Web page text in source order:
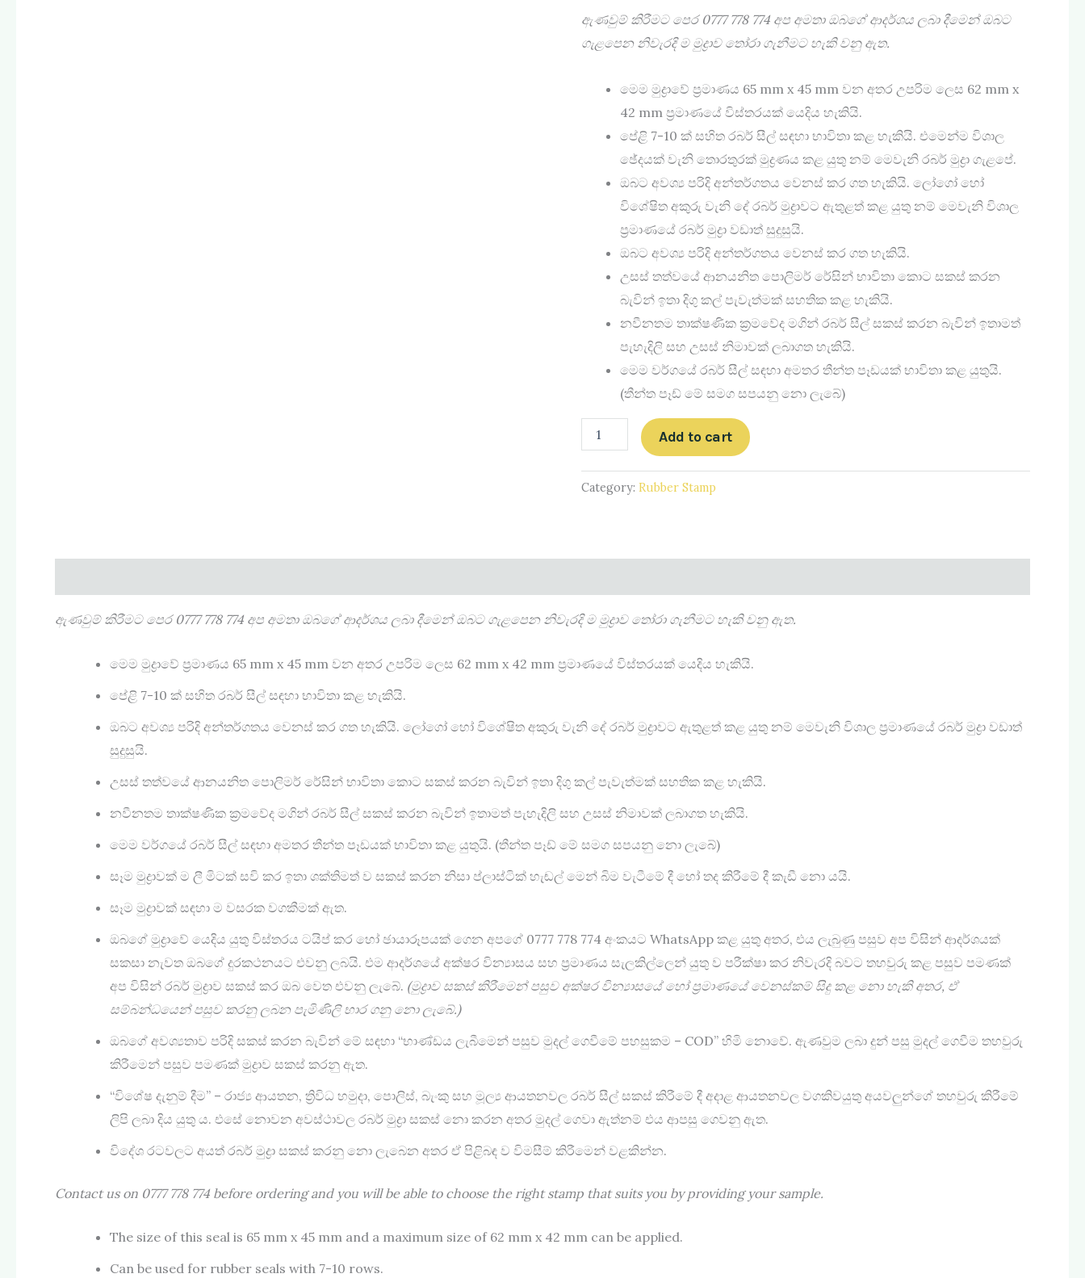
ඇණවුම් කිරීමට පෙර 0777 778 774 අප අමතා ඔබගේ ආදර්ශය ලබා දීමෙන් ඔබට
ගැළපෙන නිවැරදි ම මුද්‍රාව තෝරා ගැනීමට හැකි වනු ඇත.
මෙම මුද්‍රාවේ ප්‍රමාණය 65 mm x 45 mm වන අතර උපරිම ලෙස 62 mm x
42 mm ප්‍රමාණයේ විස්තරයක් යෙදිය හැකියි.
පේළි 7-10 ක් සහිත රබර් සීල් සඳහා භාවිතා කළ හැකියි. ‍එමෙන්ම විශාල
ඡේදයක් වැනි තොරතුරක් මුද්‍රණය කළ යුතු නම් මෙවැනි රබර් මුද්‍රා ගැළපේ.
ඔබට අවශ්‍ය පරිදි අන්තර්ගතය වෙනස් කර ගත හැකියි. ලෝගෝ හෝ
විශේෂිත අකුරු වැනි දේ රබර් මුද්‍රාවට ඇතුළත් කළ යුතු නම් මෙවැනි විශාල
ප්‍රමාණයේ රබර් මුද්‍රා වඩාත් සුදුසුයි.
ඔබට අවශ්‍ය පරිදි අන්තර්ගතය වෙනස් කර ගත හැකියි.
උසස් තත්වයේ ආනයනිත පොලිමර් රේසින් භාවිතා කොට සකස් කරන
බැවින් ඉතා දිගු කල් පැවැත්මක් සහතික කළ හැකියි.
නවීනතම තාක්ෂණික ක්‍රමවේද මගින් රබර් සීල් සකස් කරන බැවින් ඉතාමත්
පැහැදිලි සහ උසස් නිමාවක් ලබාගත හැකියි.
මෙම වර්ගයේ රබර් සීල් සඳහා අමතර තීන්ත පෑඩයක් භාවිතා කළ යුතුයි.
(තීන්ත පෑඩ් ‍මේ සමග සපයනු නො ලැබේ)
Handle
quantity
Add to cart
Category:Rubber Stamp
ඇණවුම් කිරීමට පෙර 0777 778 774 අප අමතා ඔබගේ ආදර්ශය ලබා දීමෙන් ඔබට ගැළපෙන නිවැරදි ම මුද්‍රාව තෝරා ගැනීමට හැකි වනු ඇත.
මෙම මුද්‍රාවේ ප්‍රමාණය 65 mm x 45 mm වන අතර උපරිම ලෙස 62 mm x 42 mm ප්‍රමාණයේ විස්තරයක් යෙදිය හැකියි.
පේළි 7-10 ක් සහිත රබර් සීල් සඳහා භාවිතා කළ හැකියි.
ඔබට අවශ්‍ය පරිදි අන්තර්ගතය වෙනස් කර ගත හැකියි. ලෝගෝ හෝ විශේෂිත අකුරු වැනි දේ රබර් මුද්‍රාවට ඇතුළත් කළ යුතු නම් මෙවැනි විශාල ප්‍රමාණයේ රබර් මුද්‍රා වඩාත්
සුදුසුයි.
උසස් තත්වයේ ආනයනිත පොලිමර් රේසින් භාවිතා කොට සකස් කරන බැවින් ඉතා දිගු කල් පැවැත්මක් සහතික කළ හැකියි.
නවීනතම තාක්ෂණික ක්‍රමවේද මගින් රබර් සීල් සකස් කරන බැවින් ඉතාමත් පැහැදිලි සහ උසස් නිමාවක් ලබාගත හැකියි.
මෙම වර්ගයේ රබර් සීල් සඳහා අමතර තීන්ත පෑඩයක් භාවිතා කළ යුතුයි. (තීන්ත පෑඩ් ‍මේ සමග සපයනු නො ලැබේ)
සෑම මුද්‍රාවක් ම ලී මිටක් සවි කර ඉතා ශක්තිමත් ව සකස් කරන නිසා ප්ලාස්ටික් හැඬල් මෙන් බිම වැටීමේ දී හෝ තද කිරීමේ දී කැඩී නො යයි.
සෑම මුද්‍රාවක් සඳහා ම වසරක වගකීමක් ඇත.
ඔබගේ මුද්‍රාවේ යෙදිය යුතු විස්තරය ටයිප් කර හෝ ඡායාරූපයක් ගෙන අපගේ 0777 778 774 අංකයට WhatsApp කළ යුතු අතර, එය ලැබුණු පසුව අප විසින් ආදර්ශයක්
සකසා නැවත ඔබගේ දුරකථනයට එවනු ලබයි. එම ආදර්ශයේ අක්ෂර වින්‍යාසය සහ ප්‍රමාණය සැලකිල්ලෙන් යුතු ව පරීක්ෂා කර නිවැරදි බවට තහවුරු කළ පසුව පමණක්
අප විසින් රබර් මුද්‍රාව සකස් කර ඔබ වෙත එවනු ලැබේ. (මුද්‍රාව සකස් කිරීමෙන් පසුව අක්ෂර වින්‍යාසයේ හෝ ප්‍රමාණයේ වෙනස්කම් සිදු කළ නො හැකි අතර, ඒ
සම්බන්ධයෙන් පසුව කරනු ලබන පැමිණිලි භාර ගනු නො ලැබේ.)
ඔබගේ අවශ්‍යතාව පරිදි සකස් කරන බැවින් මේ සඳහා “භාණ්ඩය ලැබීමෙන් පසුව මුදල් ගෙවීමේ පහසුකම – COD” හිමි නොවේ. ඇණවුම ලබා දුන් පසු මුදල් ගෙවීම තහවුරු
කිරීමෙන් පසුව පමණක් මුද්‍රාව සකස් කරනු ඇත.
“විශේෂ දැනුම් දීම” – රාජ්‍ය ආයතන, ත්‍රිවිධ හමුදා, පොලිස්, බැංකු සහ මූල්‍ය ආයතනවල රබර් සීල් සකස් කිරීමේ දී අදාළ ආයතනවල වගකිවයුතු අයවලුන්ගේ තහවුරු කිරීමේ
ලිපි ලබා දිය යුතු ය. එසේ නොවන අවස්ථාවල රබර් මුද්‍රා සකස් ‍නො කරන අතර මුදල් ගෙවා ඇත්නම් එය ආපසු ගෙවනු ඇත.
විදේශ රටවලට අයත් රබර් මුද්‍රා සකස් කරනු නො ලැබෙන අතර ඒ පිළිබඳ ව විමසීම් කිරීමෙන් වළකින්න.
Contact us on 0777 778 774 before ordering and you will be able to choose the right stamp that suits you by providing your sample.
The size of this seal is 65 mm x 45 mm and a maximum size of 62 mm x 42 mm can be applied.
Can be used for rubber seals with 7-10 rows.